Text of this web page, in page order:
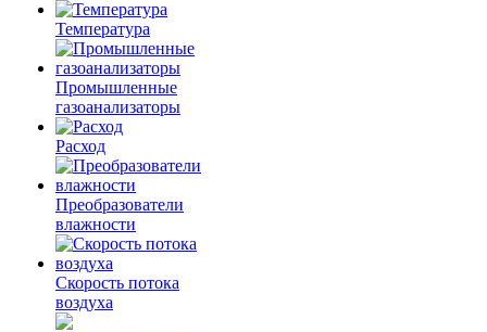
Температура
Промышленные
газоанализаторы
Расход
Преобразователи
влажности
Скорость потока
воздуха